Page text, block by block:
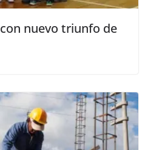
nuevo triunfo de